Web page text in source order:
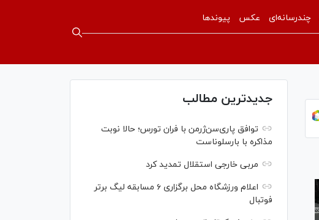
چندرسانه‌ای عکس پیوندها
جدیدترین مطالب
توافق پاری‌سن‌ژرمن با فران تورس؛ حالا نوبت
مذاکره با بارسلوناست
مربی خارجی استقلال تمدید کرد
اعلام ورزشگاه محل برگزاری ۶ مسابقه لیگ برتر
فوتبال